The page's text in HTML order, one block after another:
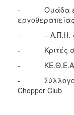
- Ομάδα
- – Α.Π.Η.
- Κριτές
- ΚΕ.Θ.Ε.Α.
- Σύλλογος
Chopper Club